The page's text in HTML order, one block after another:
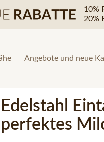
10%
20%
Angebote und neue
Edelstahl
perfektes